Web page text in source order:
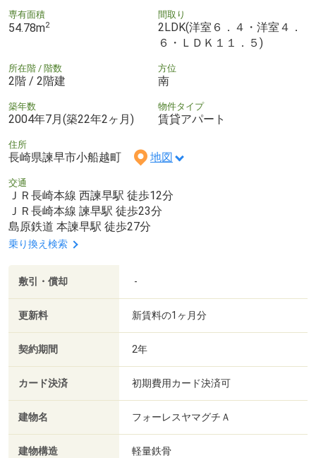
専有面積
54.78m2
間取り
2LDK(洋室６．４・洋室４．
６・ＬＤＫ１１．５)
所在階 / 階数
2階 / 2階建
方位
南
築年数
2004年7月(築22年2ヶ月)
物件タイプ
賃貸アパート
住所
長崎県諫早市小船越町 地図
交通
ＪＲ長崎本線 西諫早駅 徒歩12分
ＪＲ長崎本線 諫早駅 徒歩23分
島原鉄道 本諫早駅 徒歩27分
乗り換え検索
敷引・償却 -
更新料 新賃料の1ヶ月分
契約期間 2年
カード決済 初期費用カード決済可
建物名 フォーレスヤマグチＡ
建物構造 軽量鉄骨